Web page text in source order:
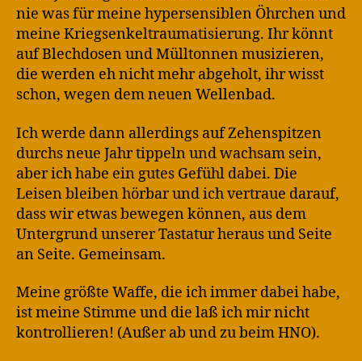
nie was für meine hypersensiblen Öhrchen und
meine Kriegsenkeltraumatisierung. Ihr könnt
auf Blechdosen und Mülltonnen musizieren,
die werden eh nicht mehr abgeholt, ihr wisst
schon, wegen dem neuen Wellenbad.
Ich werde dann allerdings auf Zehenspitzen
durchs neue Jahr tippeln und wachsam sein,
aber ich habe ein gutes Gefühl dabei. Die
Leisen bleiben hörbar und ich vertraue darauf,
dass wir etwas bewegen können, aus dem
Untergrund unserer Tastatur heraus und Seite
an Seite. Gemeinsam.
Meine größte Waffe, die ich immer dabei habe,
ist meine Stimme und die laß ich mir nicht
kontrollieren! (Außer ab und zu beim HNO).